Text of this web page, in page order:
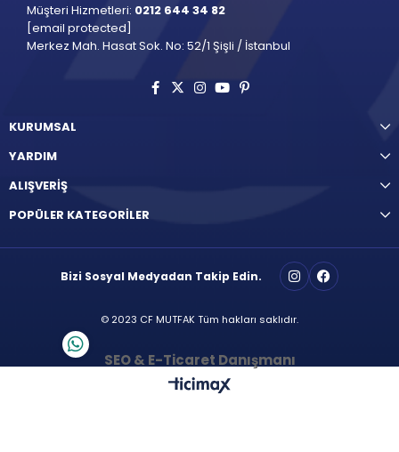
Müşteri Hizmetleri: 0212 644 34 82
[email protected]
Merkez Mah. Hasat Sok. No: 52/1 Şişli / İstanbul
KURUMSAL
YARDIM
ALIŞVERİŞ
POPÜLER KATEGORİLER
Bizi Sosyal Medyadan Takip Edin.
© 2023 CF MUTFAK Tüm hakları saklıdır.
SEO & E-Ticaret Danışmanı